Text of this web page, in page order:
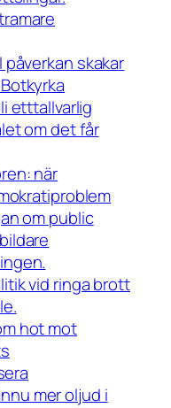
skakar
etttallvarlig
om det får
när
om public
vid ringa brott
hot mot
mer oljud i